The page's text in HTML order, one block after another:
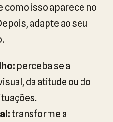
como isso aparece no
adapte ao seu
perceba se a
da atitude ou do
transforme a